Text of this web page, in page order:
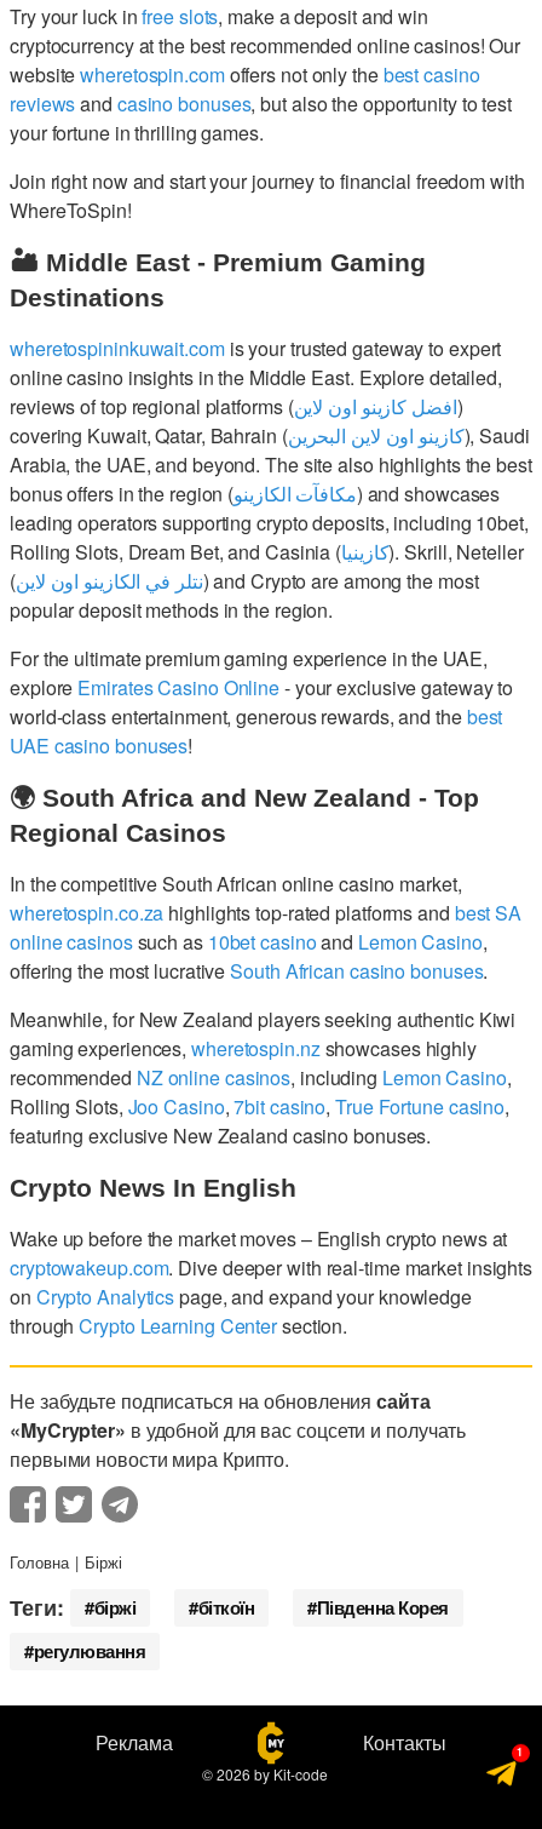
Try your luck infree slots, make a deposit and win
cryptocurrency at the best recommended online casinos! Our
websitewheretospin.comoffers not only thebest casino
reviewsand casino bonuses, but also the opportunity to test
your fortune in thrilling games.
Join right now and start your journey to financial freedom with
WhereToSpin!
🏜️ Middle East - Premium Gaming
Destinations
wheretospininkuwait.comis your trusted gateway to expert
online casino insights in the Middle East. Explore detailed,
reviews of top regional platforms (افضل كازينو اون لاين)
covering Kuwait, Qatar, Bahrain (كازينو اون لاين البحرين), Saudi
Arabia, the UAE, and beyond. The site also highlights the best
bonus offers in the region (مكافآت الكازينو) and showcases
leading operators supporting crypto deposits, including 10bet,
Rolling Slots, Dream Bet, and Casinia (كازينيا). Skrill, Neteller
(نتلر في الكازينو اون لاين) and Crypto are among the most
popular deposit methods in the region.
For the ultimate premium gaming experience in the UAE,
explore Emirates Casino Online- your exclusive gateway to
world-class entertainment, generous rewards, and thebest
UAE casino bonuses!
🌍 South Africa and New Zealand - Top
Regional Casinos
In the competitive South African online casino market,
wheretospin.co.za highlights top-rated platforms and best SA
online casinossuch as 10bet casinoand Lemon Casino,
offering the most lucrativeSouth African casino bonuses.
Meanwhile, for New Zealand players seeking authentic Kiwi
gaming experiences, wheretospin.nzshowcases highly
recommended NZ online casinos, including Lemon Casino,
Rolling Slots, Joo Casino,7bit casino,True Fortune casino,
featuring exclusive New Zealand casino bonuses.
Crypto News In English
Wake up before the market moves – English crypto news at
cryptowakeup.com. Dive deeper with real-time market insights
on Crypto Analyticspage, and expand your knowledge
throughCrypto Learning Centersection.
Не забудьте подписаться на обновлениясайта
«MyCrypter» в удобной для вас соцсети и получать
первыми новости мира Крипто.
Головна Біржі
Теги: біржі біткоїн
Південна Корея
регулювання
Реклама Контакты
© 2026 by Kit-code